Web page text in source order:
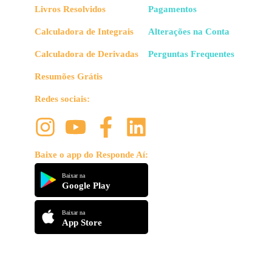
Livros Resolvidos
Calculadora de Integrais
Calculadora de Derivadas
Resumões Grátis
Redes sociais:
Baixe o app do Responde Aí:
Baixar na
Google Play
Baixar na
App Store
Pagamentos
Alterações na Conta
Perguntas Frequentes